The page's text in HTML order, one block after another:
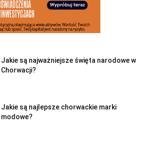
Jakie są najważniejsze święta narodowe w
Chorwacji?
Jakie są najlepsze chorwackie marki
modowe?